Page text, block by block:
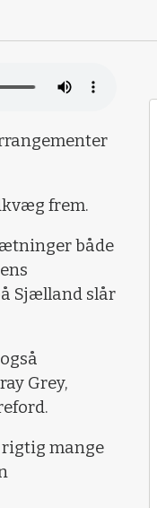
frem.
både
Sjælland slår
Grey,
rigtig mange